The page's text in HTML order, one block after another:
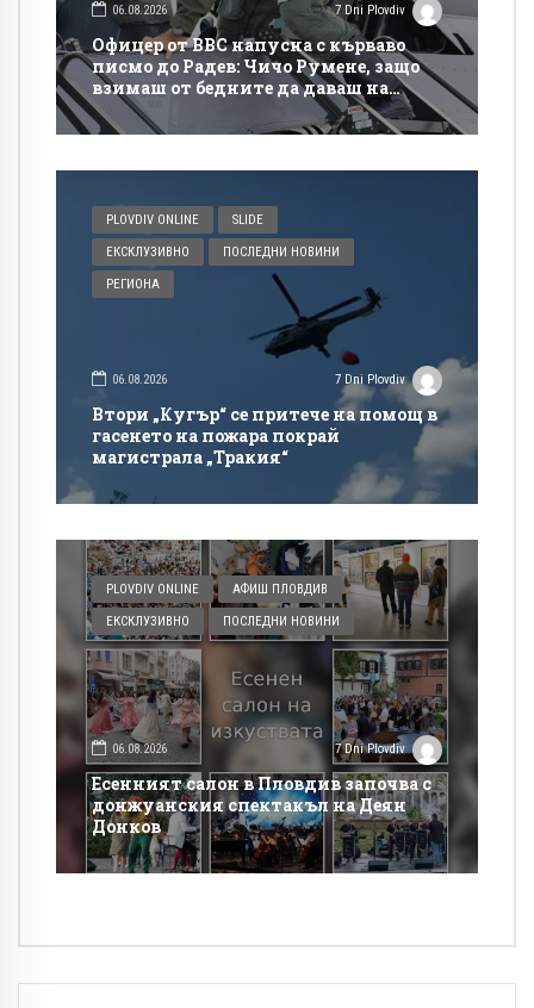
06.08.2026 7 Dni Plovdiv
Офицер от ВВС напусна с кърваво
писмо до Радев: Чичо Румене, защо
взимаш от бедните да даваш на
богатите?
PLOVDIV ONLINE SLIDE
ЕКСКЛУЗИВНО ПОСЛЕДНИ НОВИНИ
РЕГИОНА
06.08.2026 7 Dni Plovdiv
Втори „Кугър“ се притече на помощ в
гасенето на пожара покрай
магистрала „Тракия“
PLOVDIV ONLINE АФИШ ПЛОВДИВ
ЕКСКЛУЗИВНО ПОСЛЕДНИ НОВИНИ
06.08.2026 7 Dni Plovdiv
Есенният салон в Пловдив започва с
донжуанския спектакъл на Деян
Донков